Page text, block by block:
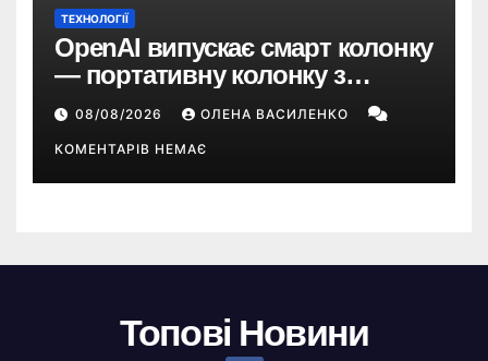
ТЕХНОЛОГІЇ
OpenAI випускає смарт колонку
— портативну колонку з
ChatGPT, камерою та цінником
понад $300
08/08/2026 ОЛЕНА ВАСИЛЕНКО
КОМЕНТАРІВ НЕМАЄ
Топові Новини